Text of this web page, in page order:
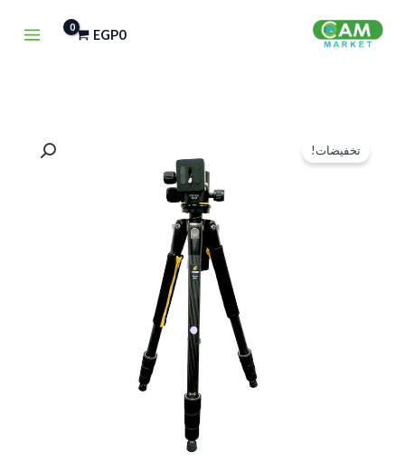
EGP0
تخفيضات!
EGP2,000.
الحالي
هو:
EGP1,500.
FANCIER